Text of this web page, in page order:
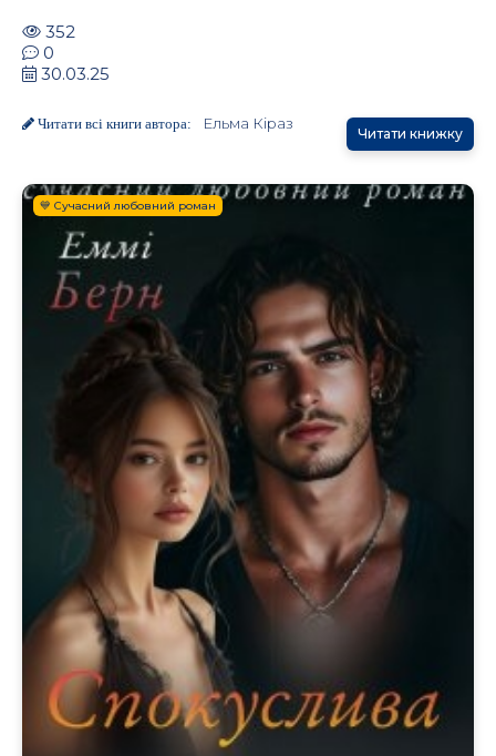
352
0
30.03.25
Читати всі книги автора: Ельма Кіраз
Читати книжку
💙 Сучасний любовний роман